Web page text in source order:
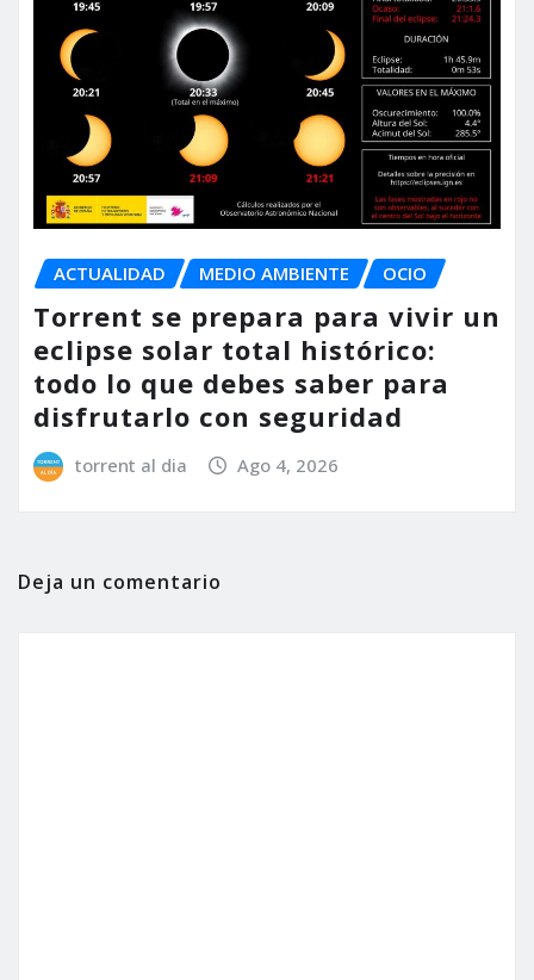
ACTUALIDAD MEDIO AMBIENTE OCIO
Torrent se prepara para vivir un
eclipse solar total histórico:
todo lo que debes saber para
disfrutarlo con seguridad
torrent al dia Ago 4, 2026
Deja un comentario